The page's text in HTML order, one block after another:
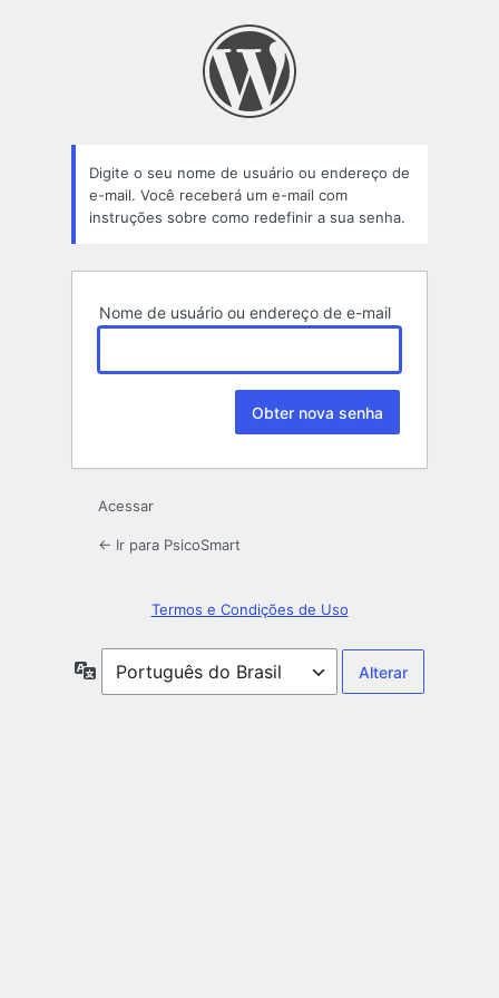
Digite o seu nome de usuário ou endereço de
e-mail. Você receberá um e-mail com
instruções sobre como redefinir a sua senha.
Nome de usuário ou endereço de e-mail
Acessar
← Ir para PsicoSmart
Termos e Condições de Uso
Idioma